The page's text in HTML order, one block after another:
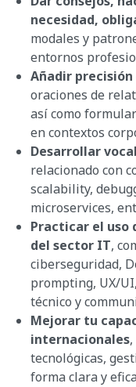
necesidad,
modales y
entornos
Añadir
oraciones de
así como
en contextos
Desarrollar
relacionado con
scalability,
microservices,
Practicar el uso
del sector IT,
ciberseguridad,
prompting, UX/
técnico y
Mejorar tu
internacionales
tecnológicas,
forma clara y